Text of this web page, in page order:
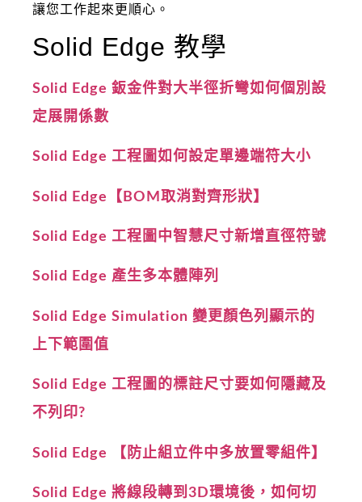
讓您工作起來更順心。
Solid Edge 教學
Solid Edge 鈑金件對大半徑折彎如何個別設
定展開係數
Solid Edge 工程圖如何設定單邊端符大小
Solid Edge【BOM取消對齊形狀】
Solid Edge 工程圖中智慧尺寸新增直徑符號
Solid Edge 產生多本體陣列
Solid Edge Simulation 變更顏色列顯示的
上下範圍值
Solid Edge 工程圖的標註尺寸要如何隱藏及
不列印?
Solid Edge 【防止組立件中多放置零組件】
Solid Edge 將線段轉到3D環境後，如何切